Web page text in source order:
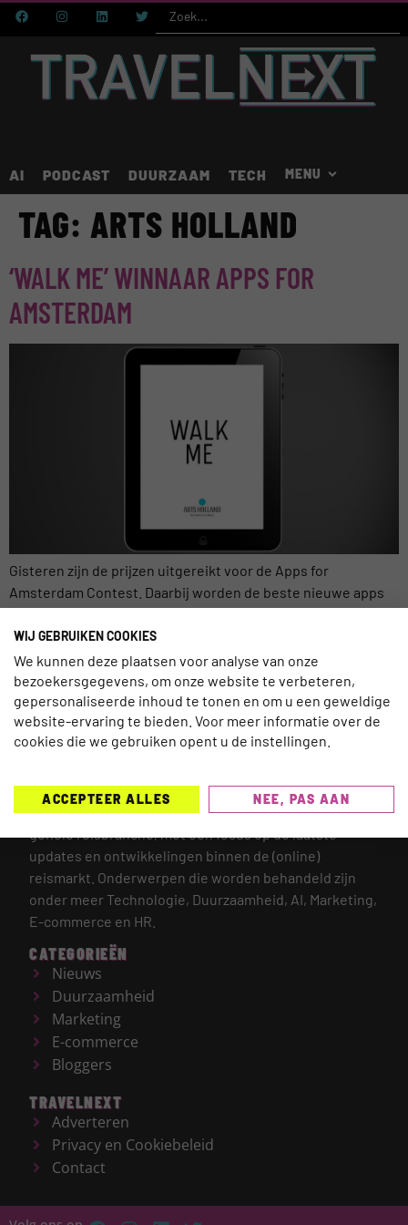
AI PODCAST DUURZAAM TECH
TAG: ARTS HOLLAND
‘WALK ME’ WINNAAR APPS FOR
AMSTERDAM
Gisteren zijn de prijzen uitgereikt voor de Apps for
Amsterdam Contest. Daarbij worden de beste nieuwe apps
die gebruik maken van open data onderscheiden met een
geldprijs, om zo het gebruik van Open data te stimuleren. De
app moet minstens van één databron over Amsterdam
gebruik maken. Er kwamen dit jaar zes thema’s aan bod,
waaronder […]
TRAVELNEXT is hét leading kennisplatform voor de
updates en ontwikkelingen binnen de (online)
reismarkt. Onderwerpen die worden behandeld zijn
onder meer Technologie, Duurzaamheid, AI, Marketing,
E-commerce en HR.
CATEGORIEËN
Nieuws
Duurzaamheid
Marketing
E-commerce
Bloggers
TRAVELNEXT
Adverteren
Privacy en Cookiebeleid
Contact
WIJ GEBRUIKEN COOKIES
We kunnen deze plaatsen voor analyse van onze
bezoekersgegevens, om onze website te verbeteren,
gepersonaliseerde inhoud te tonen en om u een geweldige
website-ervaring te bieden. Voor meer informatie over de
cookies die we gebruiken opent u de instellingen.
ACCEPTEER ALLES NEE, PAS AAN